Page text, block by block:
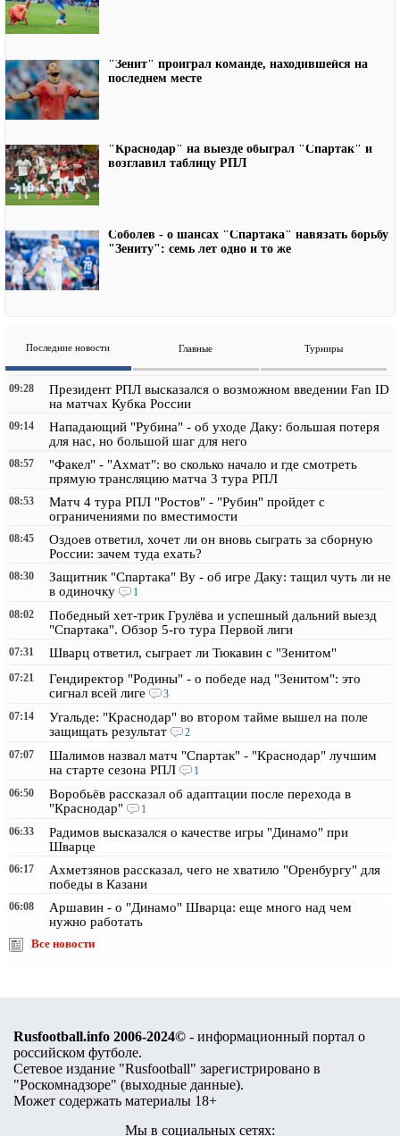
"Зенит" проиграл команде, находившейся на
последнем месте
"Краснодар" на выезде обыграл "Спартак" и
возглавил таблицу РПЛ
Соболев - о шансах "Спартака" навязать борьбу
"Зениту": семь лет одно и то же
Последние новости Главные Турниры
09:28
Президент РПЛ высказался о возможном введении Fan ID
на матчах Кубка России
09:14
Нападающий "Рубина" - об уходе Даку: большая потеря
для нас, но большой шаг для него
08:57
"Факел" - "Ахмат": во сколько начало и где смотреть
прямую трансляцию матча 3 тура РПЛ
08:53
Матч 4 тура РПЛ "Ростов" - "Рубин" пройдет с
ограничениями по вместимости
08:45
Оздоев ответил, хочет ли он вновь сыграть за сборную
России: зачем туда ехать?
08:30
Защитник "Спартака" Ву - об игре Даку: тащил чуть ли не
в одиночку
1
08:02
Победный хет-трик Грулёва и успешный дальний выезд
"Спартака". Обзор 5-го тура Первой лиги
07:31 Шварц ответил, сыграет ли Тюкавин с "Зенитом"
07:21
Гендиректор "Родины" - о победе над "Зенитом": это
сигнал всей лиге
3
07:14
Угальде: "Краснодар" во втором тайме вышел на поле
защищать результат
2
07:07
Шалимов назвал матч "Спартак" - "Краснодар" лучшим
на старте сезона РПЛ
1
06:50
Воробьёв рассказал об адаптации после перехода в
"Краснодар"
1
06:33
Радимов высказался о качестве игры "Динамо" при
Шварце
06:17
Ахметзянов рассказал, чего не хватило "Оренбургу" для
победы в Казани
06:08
Аршавин - о "Динамо" Шварца: еще много над чем
нужно работать
Все новости
Rusfootball.info 2006-2024© - информационный портал о
российском футболе.
Сетевое издание "Rusfootball" зарегистрировано в
"Роскомнадзоре" (выходные данные).
Может содержать материалы 18+
Мы в социальных сетях: